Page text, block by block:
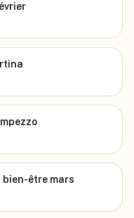
bien-être mars